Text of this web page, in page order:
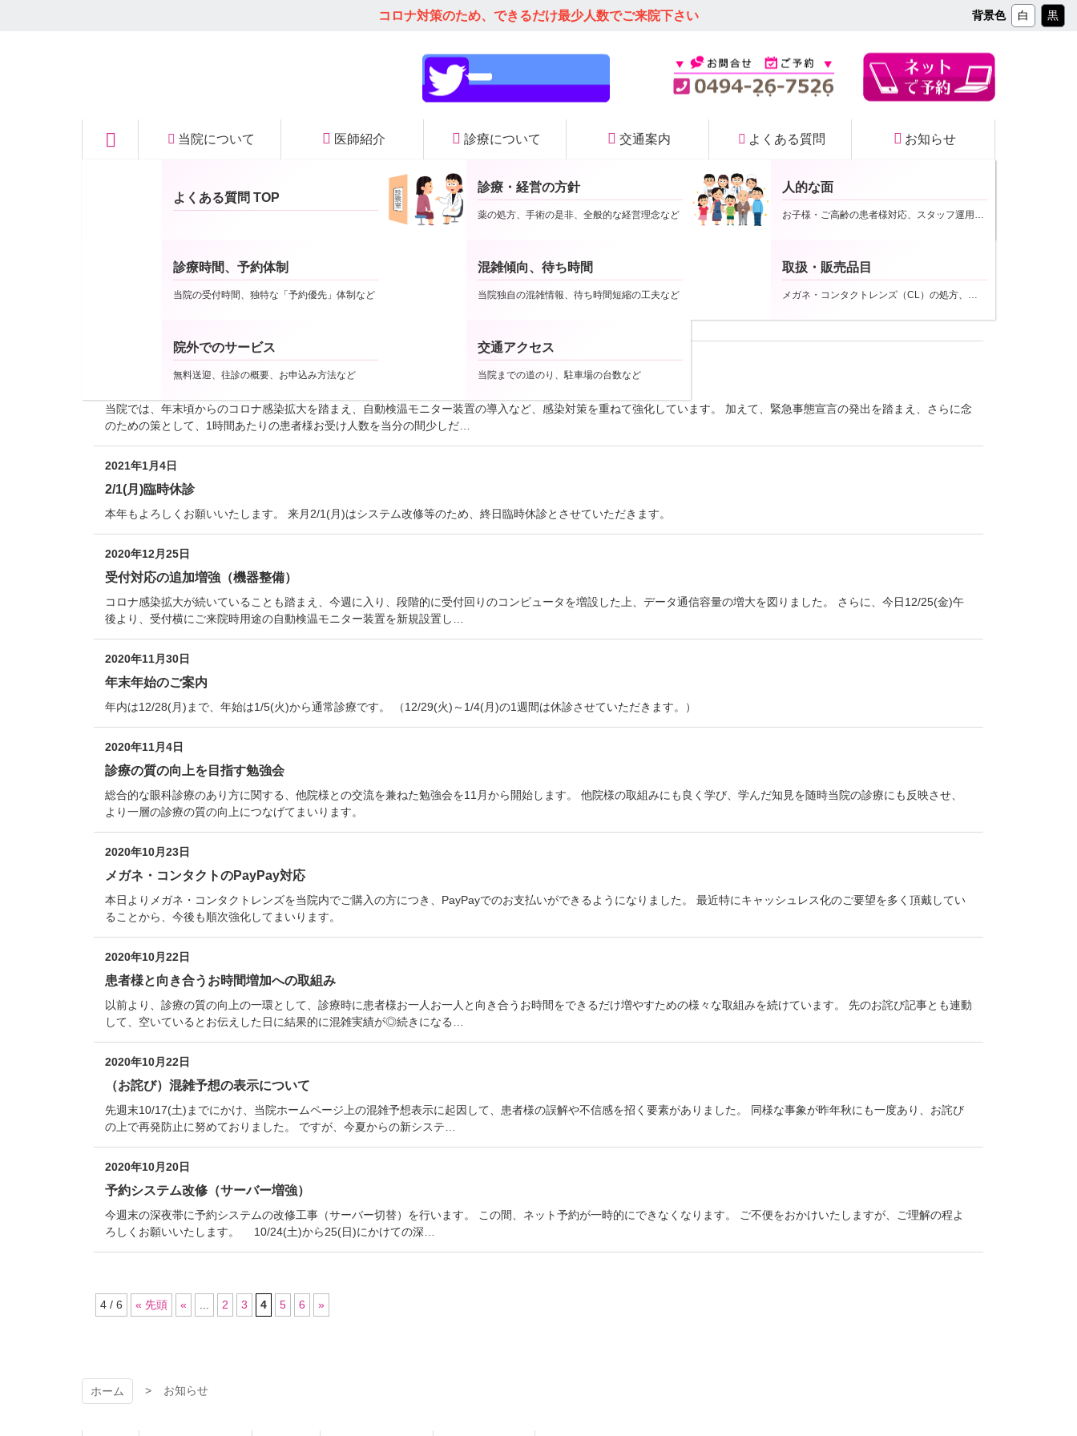
ツ
本
ス
背景色 白 黒
コロナ対策のため、できるだけ最少人数でご来院下さい
秩父の眼科｜医療法
眼科クリニック
当院について
当院についてTOP 当院の特徴 院内マップ
医師紹介 診療について 交通案内 よくある質問
よくある質問 TOP
診療・経営の方針
薬の処方、手術の是非、全般的な経営理念など
人的な面
診療時間、予約体制
当院の受付時間、独特な「予約優先」体制など
混雑傾向、待ち時間
当院独自の混雑情報、待ち時間短縮の工夫など
取扱・販売品目
院外でのサービス
無料送迎、往診の概要、お申込み方法など
交通アクセス
当院までの道のり、駐車場の台数など
お知らせ
お知らせ
お知らせ の一覧
無料送迎の拡充
当院では、開院当初より、個別での無料送迎サービスを行っております。 昨今、ご年配の方々の運転免許返納が増え、送迎需要が高まっていることから、更なる送迎の拡充
2021年1月12日
コロナ対策の強化
当院では、年末頃からのコロナ感染拡大を踏まえ、自動検温モニター装置の導入など、感染対策を重ねて強化しています。 加えて、緊急事態宣言の発出を踏まえ、さらに念
のための策として、1時間あたりの患者様お受け人数を当分の間少しだ…
2021年1月4日
2/1(月)臨時休診
本年もよろしくお願いいたします。 来月2/1(月)はシステム改修等のため、終日臨時休診とさせていただきます。
2020年12月25日
受付対応の追加増強（機器整備）
コロナ感染拡大が続いていることも踏まえ、今週に入り、段階的に受付回りのコンピュータを増設した上、データ通信容量の増大を図りました。 さらに、今日12/25(金)午
後より、受付横にご来院時用途の自動検温モニター装置を新規設置し…
2020年11月30日
年末年始のご案内
年内は12/28(月)まで、年始は1/5(火)から通常診療です。 （12/29(火)～1/4(月)の1週間は休診させていただきます。）
2020年11月4日
診療の質の向上を目指す勉強会
総合的な眼科診療のあり方に関する、他院様との交流を兼ねた勉強会を11月から開始します。 他院様の取組みにも良く学び、学んだ知見を随時当院の診療にも反映させ、
より一層の診療の質の向上につなげてまいります。
2020年10月23日
メガネ・コンタクトのPayPay対応
本日よりメガネ・コンタクトレンズを当院内でご購入の方につき、PayPayでのお支払いができるようになりました。 最近特にキャッシュレス化のご要望を多く頂戴してい
ることから、今後も順次強化してまいります。
2020年10月22日
患者様と向き合うお時間増加への取組み
以前より、診療の質の向上の一環として、診療時に患者様お一人お一人と向き合うお時間をできるだけ増やすための様々な取組みを続けています。 先のお詫び記事とも連動
して、空いているとお伝えした日に結果的に混雑実績が◎続きになる…
2020年10月22日
（お詫び）混雑予想の表示について
先週末10/17(土)までにかけ、当院ホームページ上の混雑予想表示に起因して、患者様の誤解や不信感を招く要素がありました。 同様な事象が昨年秋にも一度あり、お詫び
の上で再発防止に努めておりました。 ですが、今夏からの新システ…
2020年10月20日
予約システム改修（サーバー増強）
今週末の深夜帯に予約システムの改修工事（サーバー切替）を行います。 この間、ネット予約が一時的にできなくなります。 ご不便をおかけいたしますが、ご理解の程よ
ろしくお願いいたします。 10/24(土)から25(日)にかけての深…
4 / 6 « 先頭 « 2 3 4 5 6
»
ン
ツ
の
先ホーム お知らせ